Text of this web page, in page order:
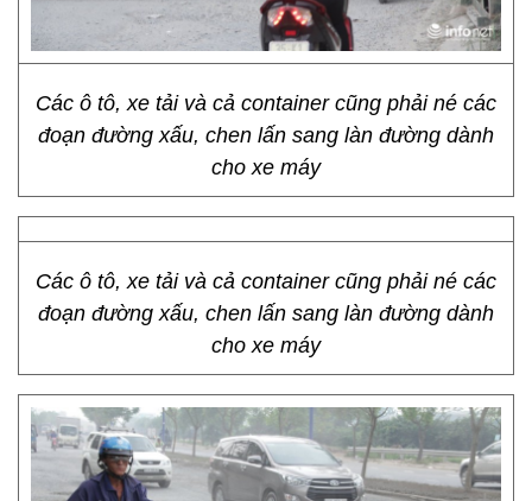
Các ô tô, xe tải và cả container cũng phải né các
đoạn đường xấu, chen lấn sang làn đường dành
cho xe máy
Các ô tô, xe tải và cả container cũng phải né các
đoạn đường xấu, chen lấn sang làn đường dành
cho xe máy